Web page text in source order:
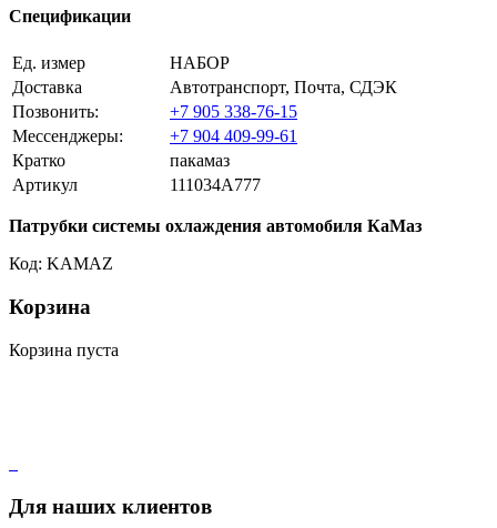
Спецификации
Ед. измер
НАБОР
Доставка
Автотранспорт, Почта, СДЭК
Позвонить:
+7 905 338-76-15
Мессенджеры:
+7 904 409-99-61
Кратко
пакамаз
Артикул
111034A777
Патрубки системы охлаждения автомобиля КаМаз
Код: KAMAZ
Корзина
Корзина пуста
Для наших клиентов